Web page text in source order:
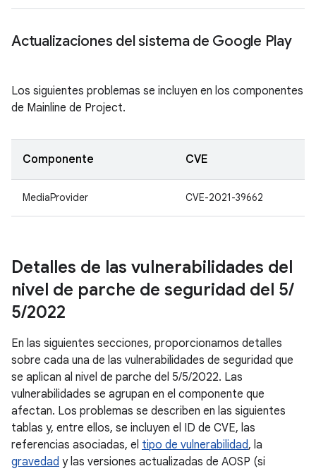
Actualizaciones del sistema de Google Play
Los siguientes problemas se incluyen en los componentes
de Mainline de Project.
Componente CVE
MediaProvider CVE-2021-39662
Detalles de las vulnerabilidades del
nivel de parche de seguridad del 5/
5/2022
En las siguientes secciones, proporcionamos detalles
sobre cada una de las vulnerabilidades de seguridad que
se aplican al nivel de parche del 5/5/2022. Las
vulnerabilidades se agrupan en el componente que
afectan. Los problemas se describen en las siguientes
tablas y, entre ellos, se incluyen el ID de CVE, las
referencias asociadas, el tipo de vulnerabilidad, la
gravedad y las versiones actualizadas de AOSP (si